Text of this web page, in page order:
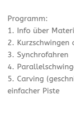
Programm:
1. Info über
2. Kurzschwingen
3. Synchrofahren
4.
5. Carving
einfacher Piste